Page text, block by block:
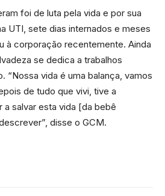
foi de luta pela vida e por sua
UTI, sete dias internados e meses
à corporação recentemente. Ainda
se dedica a trabalhos
“Nossa vida é uma balança, vamos
de tudo que vivi, tive a
a salvar esta vida [da bebê
disse o GCM.